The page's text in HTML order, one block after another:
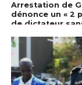
Arrestation de
dénonce un « 2
de dictateur